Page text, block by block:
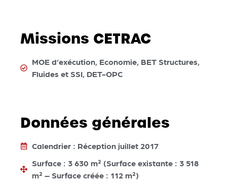
Missions CETRAC
MOE d’exécution, Economie, BET Structures,
Fluides et SSI, DET-OPC
Données générales
Calendrier : Réception juillet 2017
Surface : 3 630 m² (Surface existante : 3 518
m² – Surface créée : 112 m²)